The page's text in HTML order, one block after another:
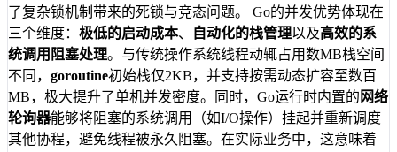
了复杂锁机制带来的死锁与竞态问题。 Go的并发优势体现在
三个维度： 极低的启动成本、 自动化的栈管理以及高效的系
统调用阻塞处理。与传统操作系统线程动辄占用数MB栈空间
不同， goroutine初始栈仅2KB，并支持按需动态扩容至数百
MB，极大提升了单机并发密度。同时，Go运行时内置的 网络
轮询器能够将阻塞的系统调用（如I/O操作）挂起并重新调度
其他协程，避免线程被永久阻塞。在实际业务中，这意味着